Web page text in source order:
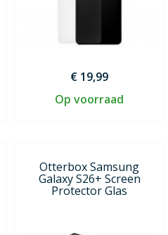
€ 19,99
Op voorraad
Otterbox Samsung
Galaxy S26+ Screen
Protector Glas